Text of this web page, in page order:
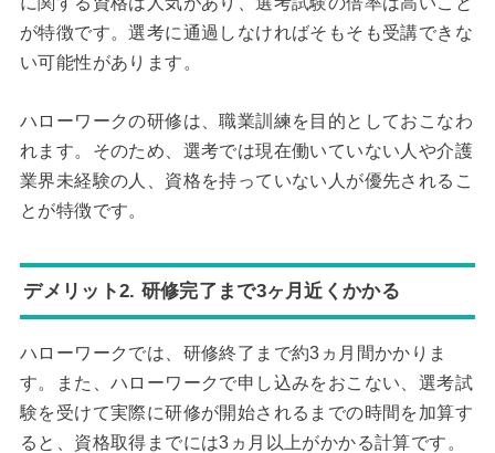
が特徴です。選考に通過しなければそもそも受講できな
い可能性があります。
ハローワークの研修は、職業訓練を目的としておこなわ
れます。そのため、選考では現在働いていない人や介護
業界未経験の人、資格を持っていない人が優先されるこ
とが特徴です。
デメリット2. 研修完了まで3ヶ月近くかかる
ハローワークでは、研修終了まで約3ヵ月間かかりま
す。また、ハローワークで申し込みをおこない、選考試
験を受けて実際に研修が開始されるまでの時間を加算す
ると、資格取得までには3ヵ月以上がかかる計算です。